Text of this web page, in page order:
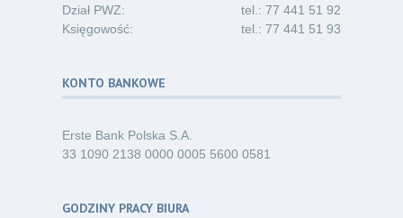
Dział PWZ:
tel.: 77 441 51 92
Księgowość:
tel.: 77 441 51 93
KONTO BANKOWE
Erste Bank Polska S.A.
33 1090 2138 0000 0005 5600 0581
GODZINY PRACY BIURA